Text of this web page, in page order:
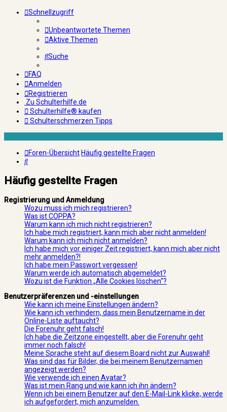
Schnellzugriff
Unbeantwortete Themen
Aktive Themen
Suche
FAQ
Anmelden
Registrieren
Zu Schulterhilfe.de
Schulterhilfe® kaufen
Schulterschmerzen Tipps
Foren-Übersicht Häufig gestellte Fragen
Suche
Häufig gestellte Fragen
Registrierung und Anmeldung
Wozu muss ich mich registrieren?
Was ist COPPA?
Warum kann ich mich nicht registrieren?
Ich habe mich registriert, kann mich aber nicht anmelden!
Warum kann ich mich nicht anmelden?
Ich habe mich vor einiger Zeit registriert, kann mich aber nicht
mehr anmelden?!
Ich habe mein Passwort vergessen!
Warum werde ich automatisch abgemeldet?
Wozu ist die Funktion „Alle Cookies löschen“?
Benutzerpräferenzen und -einstellungen
Wie kann ich meine Einstellungen ändern?
Wie kann ich verhindern, dass mein Benutzername in der
Online-Liste auftaucht?
Die Forenuhr geht falsch!
Ich habe die Zeitzone eingestellt, aber die Forenuhr geht
immer noch falsch!
Meine Sprache steht auf diesem Board nicht zur Auswahl!
Was sind das für Bilder, die bei meinem Benutzernamen
angezeigt werden?
Wie verwende ich einen Avatar?
Was ist mein Rang und wie kann ich ihn ändern?
Wenn ich bei einem Benutzer auf den E-Mail-Link klicke, werde
ich aufgefordert, mich anzumelden.